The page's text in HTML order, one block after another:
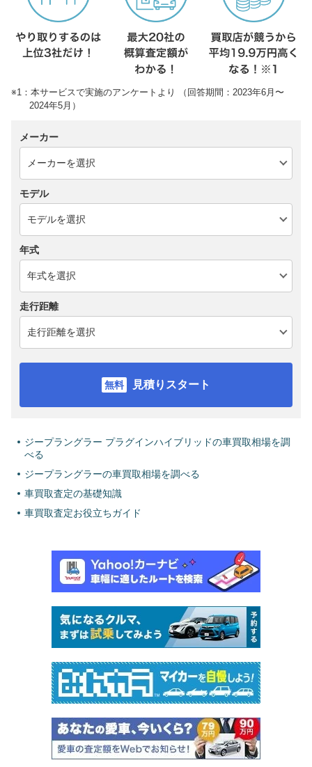
※1：本サービスで実施のアンケートより （回答期間：2023年6月〜
2024年5月）
メーカー
モデル
年式
走行距離
見積りスタート
ジープラングラー プラグインハイブリッドの車買取相場を調
べる
ジープラングラーの車買取相場を調べる
車買取査定の基礎知識
車買取査定お役立ちガイド